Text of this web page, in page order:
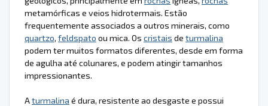
metamórficas e veios hidrotermais. Estão
frequentemente associados a outros minerais, como
quartzo, feldspato ou mica. Os cristais de turmalina
podem ter muitos formatos diferentes, desde em forma
de agulha até colunares, e podem atingir tamanhos
impressionantes.
Aturmalina é dura, resistente ao desgaste e possui